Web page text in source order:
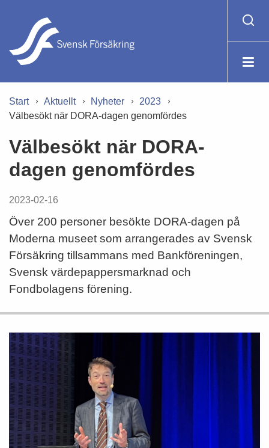
Start Aktuellt Nyheter
2023
Välbesökt när DORA-dagen genomfördes
Välbesökt när DORA-
dagen genomfördes
2023-02-16
Över 200 personer besökte DORA-dagen på
Moderna museet som arrangerades av Svensk
Försäkring tillsammans med Bankföreningen,
Svensk värdepappersmarknad och
Fondbolagens förening.